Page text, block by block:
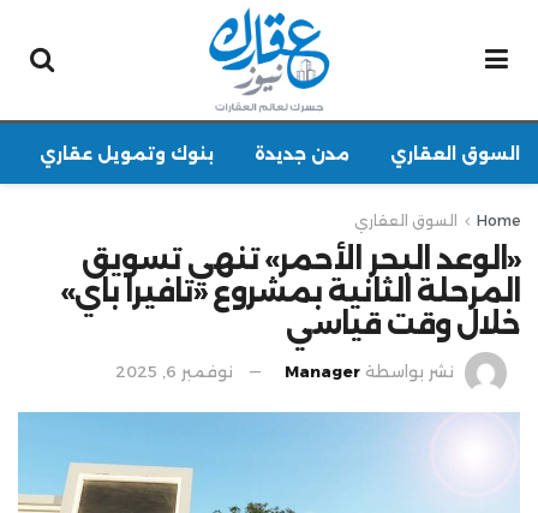
السوق العقاري مدن جديدة بنوك وتمويل عقاري
Home السوق العقاري
«الوعد البحر الأحمر» تنهي تسويق
المرحلة الثانية بمشروع «تافيرا باي»
خلال وقت قياسي
نشر بواسطة Manager نوفمبر 6, 2025